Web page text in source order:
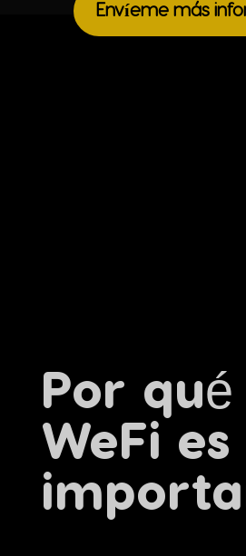
Envíeme más
Por qué
WeFi es